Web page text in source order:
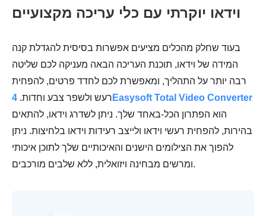
וידאו יוקרתי עם כלי עריכה מקצועיים
בעוד שחלק מהכלים מציעים אפשרות בסיסית להגדלת קנה
המידה של וידאו, תוכנת העריכה הבאה מעניקה לכם שליטה
רבה יותר על התהליך, ומאפשרת לכם לחדד פרטים, להפחית
רעש ולשפר צבע וחדות. 4Easysoft Total Video Converter
הוא הפתרון הכל-באחד שלך. ניתן לשדרג וידאו, להתאים
בהירות, להפחית רעשי וידאו ולייצב רעידות וידאו בלחיצות. ניתן
להפוך את הצילומים הישנים והאיכותיים שלך לתוכן איכותי
ומרשים מבחינה ויזואלית, ללא שלבים מורכבים.